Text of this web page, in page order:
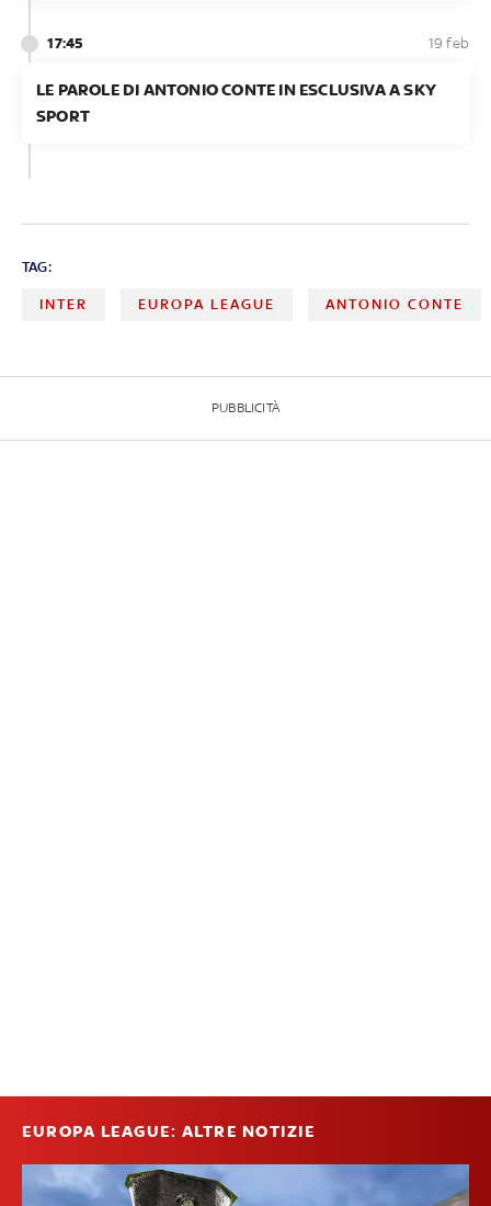
17:45 19 feb
LE PAROLE DI ANTONIO CONTE IN ESCLUSIVA A SKY
SPORT
TAG:
INTER EUROPA LEAGUE ANTONIO CONTE
PUBBLICITÀ
EUROPA LEAGUE: ALTRE NOTIZIE